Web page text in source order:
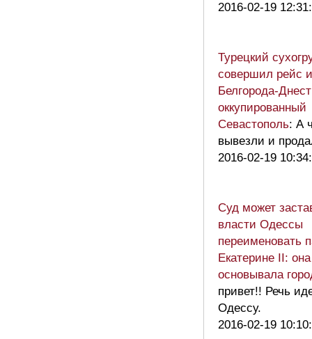
2016-02-19
Турецкий
совершил рейс
Белгорода-
оккупированный
Севастополь: А
вывезли и
2016-02-19
Суд может
власти Одессы
переименовать
Екатерине II:
основывала
привет!! Речь
Одессу.
2016-02-19